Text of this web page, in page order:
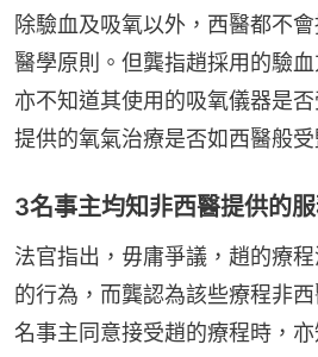
除驗血及吸氧以外，西醫都不
醫學原則。但龔指趙採用的驗血
亦不知道其使用的吸氧儀器是
提供的氧氣治療是否如西醫般受
3名事主均知非西醫提供的
法官指出，毋庸爭議，趙的療
的行為，而龔認為該些療程非
名事主同意接受趙的療程時，